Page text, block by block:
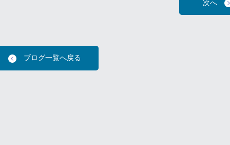
次へ
ブログ一覧へ戻る